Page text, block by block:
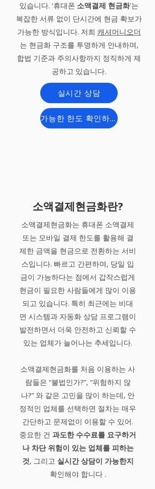
있습니다. ‘휴대폰 소액결제 현금화’는
복잡한 서류 없이 단시간에 현금 확보가
가능한 방식입니다. 저희 캐셔머니오더
는 현금화 구조를 투명하게 안내하며,
합법 기준과 주의사항까지 정직하게 제
공하고 있습니다.
실시간 상담
가능한 한도 확인하기
소액결제현금화란?
소액결제현금화는 휴대폰 소액결제
또는 모바일 결제 한도를 활용해 결
제한 금액을 현금으로 전환하는 서비
스입니다. 빠르고 간편하며, 당일 입
금이 가능하다는 점에서 갑작스럽게
현금이 필요한 사람들에게 많이 이용
되고 있습니다. 특히 최근에는 비대
면 시스템과 자동화 상담 프로그램이
발전하면서 더욱 안전하고 신뢰할 수
있는 업체가 늘어나는 추세입니다.
소액결제현금화를 처음 이용하는 사
람들은 “불법인가?”, “위험하지 않
나?” 와 같은 고민을 많이 하는데, 안
정적인 업체를 선택하면 절차는 매우
간단하고 문제없이 이용할 수 있어.
중요한 건 과도한 수수료를 요구하거
나 차단 위험이 있는 업체를 피하는
것, 그리고 실시간 상담이 가능한지
확인해야 합니다 .